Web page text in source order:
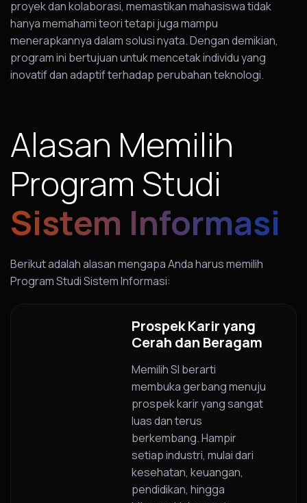
proyek dan kolaborasi, memastikan mahasiswa tidak
hanya memahami teori tetapi juga mampu
menerapkannya dalam solusi nyata. Dengan demikian,
program ini bertujuan untuk mencetak individu yang
inovatif dan adaptif terhadap perubahan teknologi.
Alasan Memilih
Program Studi
Sistem Informasi
Berikut adalah alasan mengapa Anda harus memilih
Program Studi Sistem Informasi:
Prospek Karir yang
Cerah dan Beragam
Memilih SI berarti
membuka gerbang menuju
prospek karir yang sangat
luas dan terus
berkembang. Hampir
setiap industri, mulai dari
kesehatan, keuangan,
pendidikan, hingga